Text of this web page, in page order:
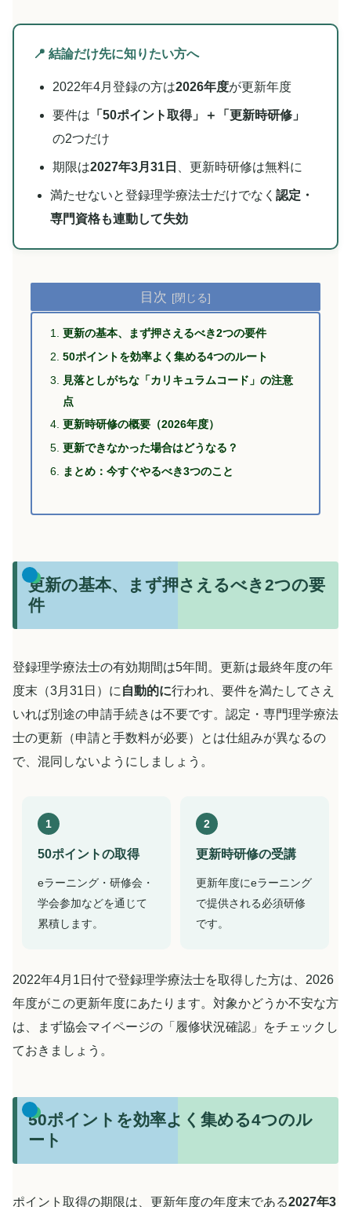
📍 結論だけ先に知りたい方へ
2022年4月登録の方は2026年度が更新年度
要件は 「50ポイント取得」＋「更新時研修」
の2つだけ
期限は2027年3月31日 、更新時研修は無料に
満たせないと登録理学療法士だけでなく 認定・
専門資格も連動して失効
目次
更新の基本、まず押さえるべき2つの要件
50ポイントを効率よく集める4つのルート
見落としがちな「カリキュラムコード」の注意
点
更新時研修の概要（2026年度）
更新できなかった場合はどうなる？
まとめ：今すぐやるべき3つのこと
更新の基本、まず押さえるべき2つの要
件
登録理学療法士の有効期間は5年間。更新は最終年度の年
度末（3月31日）に 自動的に行われ、要件を満たしてさえ
いれば別途の申請手続きは不要です。認定・専門理学療法
士の更新（申請と手数料が必要）とは仕組みが異なるの
で、混同しないようにしましょう。
1
50ポイントの取得
eラーニング・研修会・
学会参加などを通じて
累積します。
2
更新時研修の受講
更新年度にeラーニング
で提供される必須研修
です。
2022年4月1日付で登録理学療法士を取得した方は、2026
年度がこの更新年度にあたります。対象かどうか不安な方
は、まず協会マイページの「履修状況確認」をチェックし
ておきましょう。
50ポイントを効率よく集める4つのル
ート
ポイント取得の期限は、更新年度の年度末である2027年3